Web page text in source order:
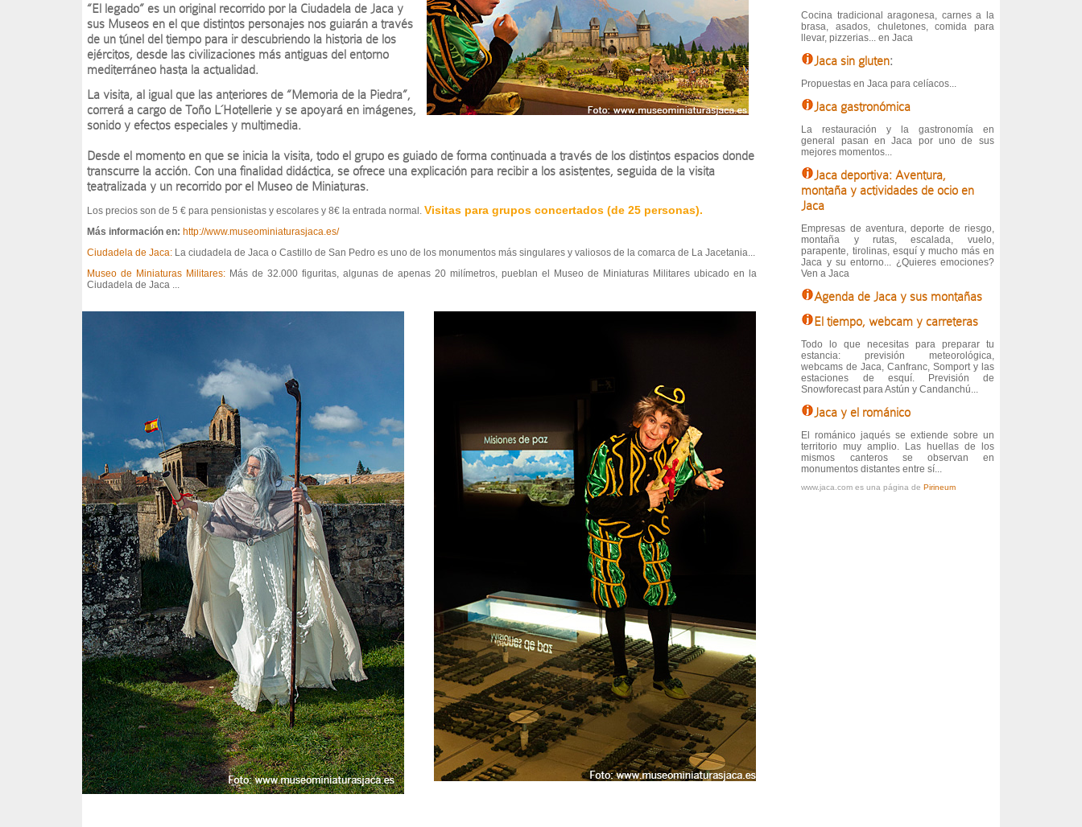
“El legado” es un original recorrido por la Ciudadela de Jaca y
sus Museos en el que distintos personajes nos guiarán a través
de un túnel del tiempo para ir descubriendo la historia de los
ejércitos, desde las civilizaciones más antiguas del entorno
mediterráneo hasta la actualidad.
La visita, al igual que las anteriores de “Memoria de la Piedra”,
correrá a cargo de Toño L´Hotellerie y se apoyará en imágenes,
sonido y efectos especiales y multimedia.
Desde el momento en que se inicia la visita, todo el grupo es guiado de forma continuada a través de los distintos espacios donde
transcurre la acción. Con una finalidad didáctica, se ofrece una explicación para recibir a los asistentes, seguida de la visita
teatralizada y un recorrido por el Museo de Miniaturas.
Los precios son de 5 € para pensionistas y escolares y 8€ la entrada normal. Visitas para grupos concertados (de 25 personas).
Más información en: http://www.museominiaturasjaca.es/
Ciudadela de Jaca: La ciudadela de Jaca o Castillo de San Pedro es uno de los monumentos más singulares y valiosos de la comarca de La Jacetania...
Museo de Miniaturas Militares: Más de 32.000 figuritas, algunas de apenas 20 milímetros, pueblan el Museo de Miniaturas Militares ubicado en la
Ciudadela de Jaca ...
Cocina tradicional aragonesa, carnes a la
brasa, asados, chuletones, comida para
llevar, pizzerias... en Jaca
Jaca sin gluten:
Propuestas en Jaca para celíacos...
Jaca gastronómica
La restauración y la gastronomía en
general pasan en Jaca por uno de sus
mejores momentos...
Jaca deportiva: Aventura,
montaña y actividades de ocio en
Jaca
Empresas de aventura, deporte de riesgo,
montaña y rutas, escalada, vuelo,
parapente, tirolinas, esquí y mucho más en
Jaca y su entorno... ¿Quieres emociones?
Ven a Jaca
Agenda de Jaca y sus montañas
El tiempo, webcam y carreteras
Todo lo que necesitas para preparar tu
estancia: previsión meteorológica,
webcams de Jaca, Canfranc, Somport y las
estaciones de esquí. Previsión de
Snowforecast para Astún y Candanchú...
Jaca y el románico
El románico jaqués se extiende sobre un
territorio muy amplio. Las huellas de los
mismos canteros se observan en
monumentos distantes entre sí...
www.jaca.com es una página dePirineum